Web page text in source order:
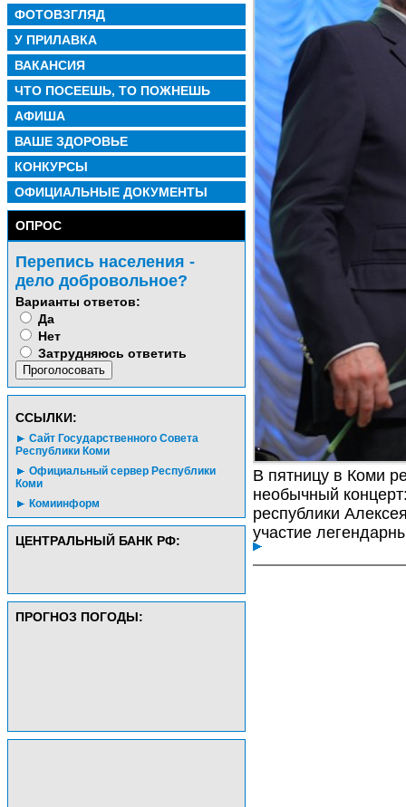
ФОТОВЗГЛЯД
У ПРИЛАВКА
ВАКАНСИЯ
ЧТО ПОСЕЕШЬ, ТО ПОЖНЕШЬ
АФИША
ВАШЕ ЗДОРОВЬЕ
КОНКУРСЫ
ОФИЦИАЛЬНЫЕ ДОКУМЕНТЫ
ОПРОС
Перепись населения -
дело добровольное?
Варианты ответов:
Да
Нет
Затрудняюсь ответить
CСЫЛКИ:
Сайт Государственного Совета
Республики Коми
Официальный сервер Республики
Коми
Комиинформ
ЦЕНТРАЛЬНЫЙ БАНК РФ:
ПРОГНОЗ ПОГОДЫ:
В пятницу в Коми
необычный
республики
участие